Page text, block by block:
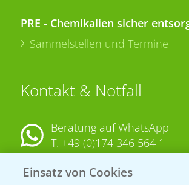
PRE - Chemikalien sicher
Sammelstellen und Termine
Kontakt & Notfall
Beratung auf WhatsApp
T. +49 (0)174 346 564 1
KONTAKT
Einsatz von Cookies